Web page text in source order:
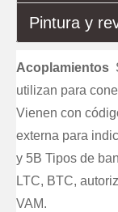
Pintura y
Acoplamientos
utilizan para
Vienen con
externa para
y 5B Tipos de
LTC, BTC,
VAM.